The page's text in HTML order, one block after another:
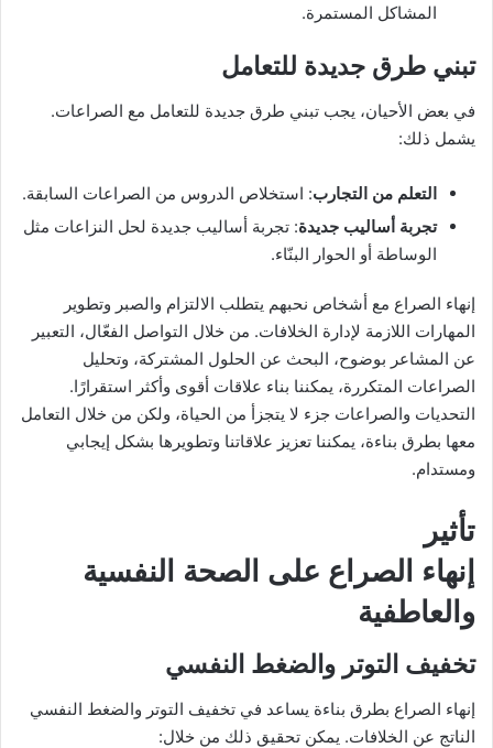
المشاكل المستمرة.
تبني طرق جديدة للتعامل
في بعض الأحيان، يجب تبني طرق جديدة للتعامل مع الصراعات.
يشمل ذلك:
التعلم من التجارب: استخلاص الدروس من الصراعات السابقة.
تجربة أساليب جديدة: تجربة أساليب جديدة لحل النزاعات مثل
الوساطة أو الحوار البنّاء.
إنهاء الصراع مع أشخاص نحبهم يتطلب الالتزام والصبر وتطوير
المهارات اللازمة لإدارة الخلافات. من خلال التواصل الفعّال، التعبير
عن المشاعر بوضوح، البحث عن الحلول المشتركة، وتحليل
الصراعات المتكررة، يمكننا بناء علاقات أقوى وأكثر استقرارًا.
التحديات والصراعات جزء لا يتجزأ من الحياة، ولكن من خلال التعامل
معها بطرق بناءة، يمكننا تعزيز علاقاتنا وتطويرها بشكل إيجابي
ومستدام.
تأثير
إنهاء الصراع على الصحة النفسية
والعاطفية
تخفيف التوتر والضغط النفسي
إنهاء الصراع بطرق بناءة يساعد في تخفيف التوتر والضغط النفسي
الناتج عن الخلافات. يمكن تحقيق ذلك من خلال: